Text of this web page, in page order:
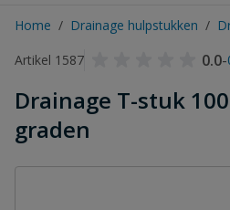
Home / Drainage hulpstukken /
Artikel 1587
0.0-
Drainage T-stuk
graden